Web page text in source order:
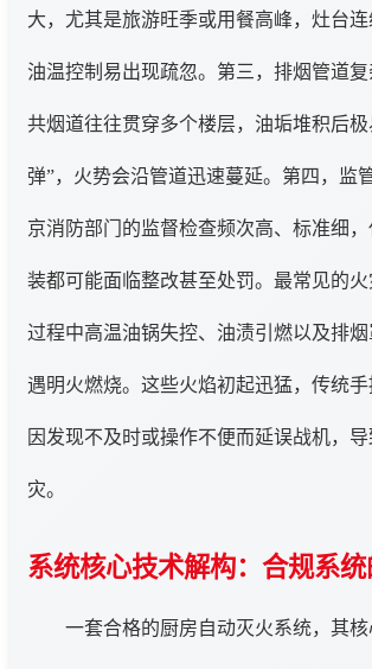
大，尤其是旅游旺季或用餐高峰，灶台连
油温控制易出现疏忽。第三，排烟管道
共烟道往往贯穿多个楼层，油垢堆积后
弹”，火势会沿管道迅速蔓延。第四，监
京消防部门的监督检查频次高、标准细
装都可能面临整改甚至处罚。最常见的
过程中高温油锅失控、油渍引燃以及排
遇明火燃烧。这些火焰初起迅猛，传统
因发现不及时或操作不便而延误战机，
灾。
系统核心技术解构：合规系
一套合格的厨房自动灭火系统，其